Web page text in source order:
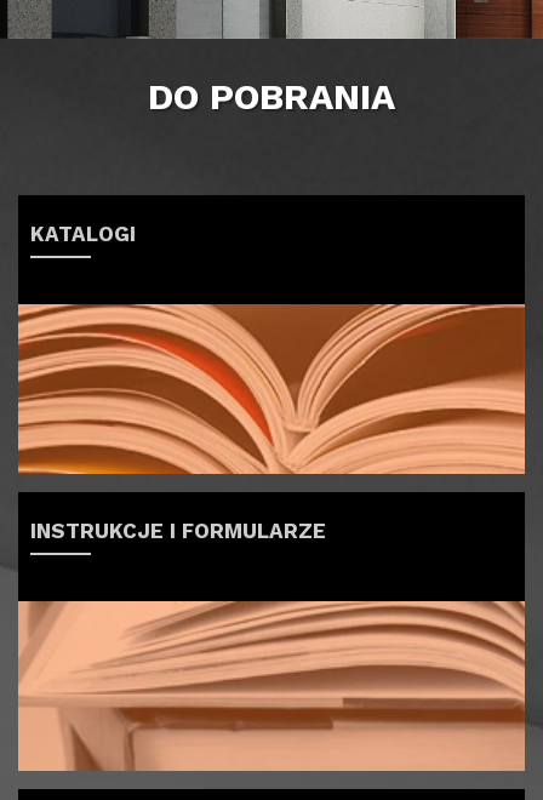
DO POBRANIA
KATALOGI
INSTRUKCJE I FORMULARZE